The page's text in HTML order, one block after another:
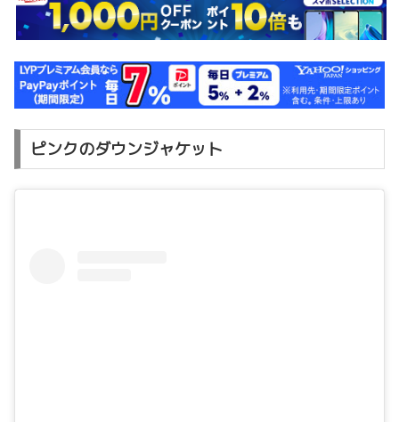
ピンクのダウンジャケット